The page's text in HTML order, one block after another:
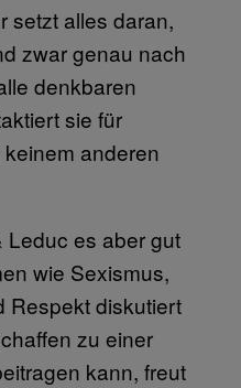
setzt alles daran,
zwar genau nach
denkbaren
sie für
anderen
Leduc es aber gut
wie Sexismus,
Respekt diskutiert
zu einer
kann, freut